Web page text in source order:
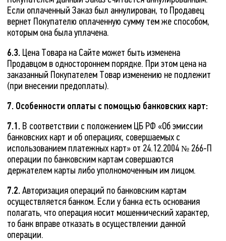
Если оплаченный Заказ был аннулирован, то Продавец
вернет Покупателю оплаченную сумму тем же способом,
которым она была уплачена.
6.3. Цена Товара на Сайте может быть изменена
Продавцом в одностороннем порядке. При этом цена на
заказанный Покупателем Товар изменению не подлежит
(при внесении предоплаты).
7. Особенности оплаты с помощью банковских карт:
7.1. В соответствии с положением ЦБ РФ «Об эмиссии
банковских карт и об операциях, совершаемых с
использованием платежных карт» от 24.12.2004 № 266-П
операции по банковским картам совершаются
держателем карты либо уполномоченным им лицом.
7.2. Авторизация операций по банковским картам
осуществляется банком. Если у банка есть основания
полагать, что операция носит мошеннический характер,
то банк вправе отказать в осуществлении данной
операции.